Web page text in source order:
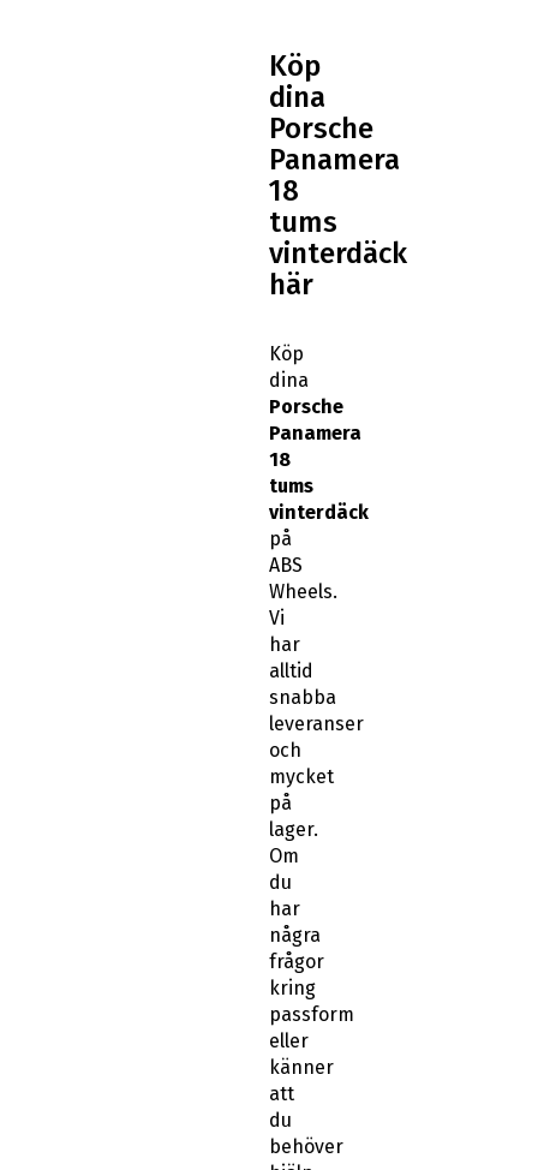
Köp
dina
Porsche
Panamera
18
tums
vinterdäck
här
Köp
dina
Porsche
Panamera
18
tums
vinterdäck
på
ABS
Wheels.
Vi
har
alltid
snabba
leveranser
och
mycket
på
lager.
Om
du
har
några
frågor
kring
passform
eller
känner
att
du
behöver